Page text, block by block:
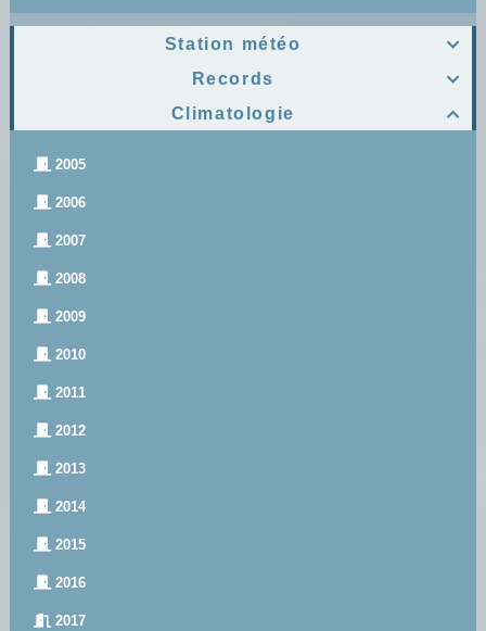

Station météo

Records

Climatologie
2005
2006
2007
2008
2009
2010
2011
2012
2013
2014
2015
2016
2017